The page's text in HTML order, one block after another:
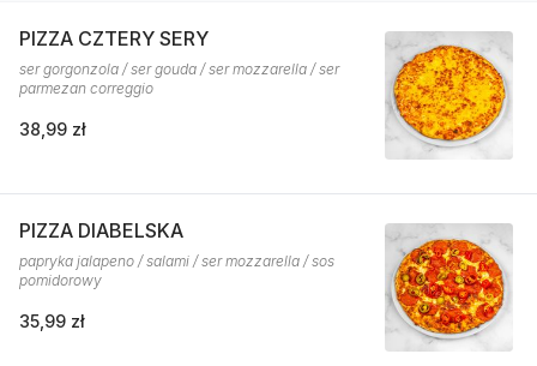
PIZZA CZTERY SERY
ser gorgonzola / ser gouda / ser mozzarella / ser
parmezan correggio
38,99 zł
PIZZA DIABELSKA
papryka jalapeno / salami / ser mozzarella / sos
pomidorowy
35,99 zł